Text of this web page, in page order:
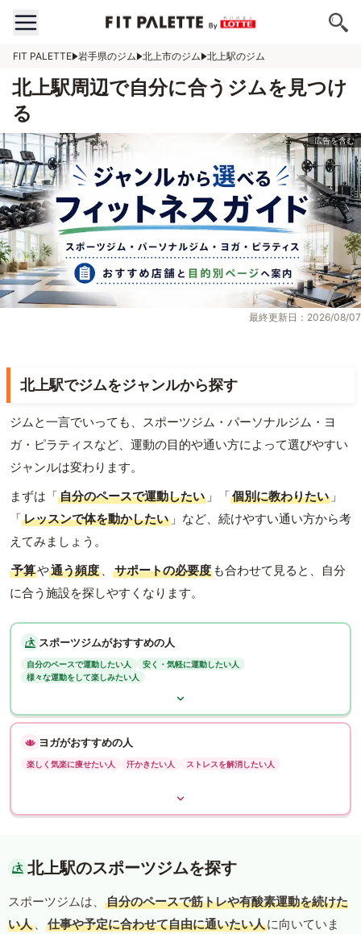
FIT PALETTE 岩手県のジム 北上市のジム 北上駅のジム
北上駅周辺で自分に合うジムを見つけ
る
最終更新日：2026/08/07
北上駅でジムをジャンルから探す
ジムと一言でいっても、スポーツジム・パーソナルジム・ヨ
ガ・ピラティスなど、運動の目的や通い方によって選びやすい
ジャンルは変わります。
まずは「自分のペースで運動したい 」「個別に教わりたい 」
「レッスンで体を動かしたい 」など、続けやすい通い方から考
えてみましょう。
予算や通う頻度 、 サポートの必要度 も合わせて見ると、自分
に合う施設を探しやすくなります。
スポーツジムがおすすめの人
自分のペースで運動したい人
安く・気軽に運動したい人
様々な運動をして楽しみたい人
ヨガがおすすめの人
楽しく気楽に痩せたい人 汗かきたい人 ストレスを解消したい人
北上駅のスポーツジムを探す
スポーツジムは、
自分のペースで筋トレや有酸素運動を続けた
い人 、 仕事や予定に合わせて自由に通いたい人に向いていま